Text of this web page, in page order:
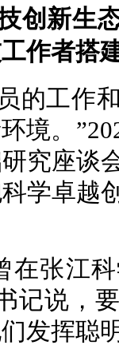
创新生
作者搭
的工作
境。
究座谈
学卓越
在张江
记说，
发挥聪